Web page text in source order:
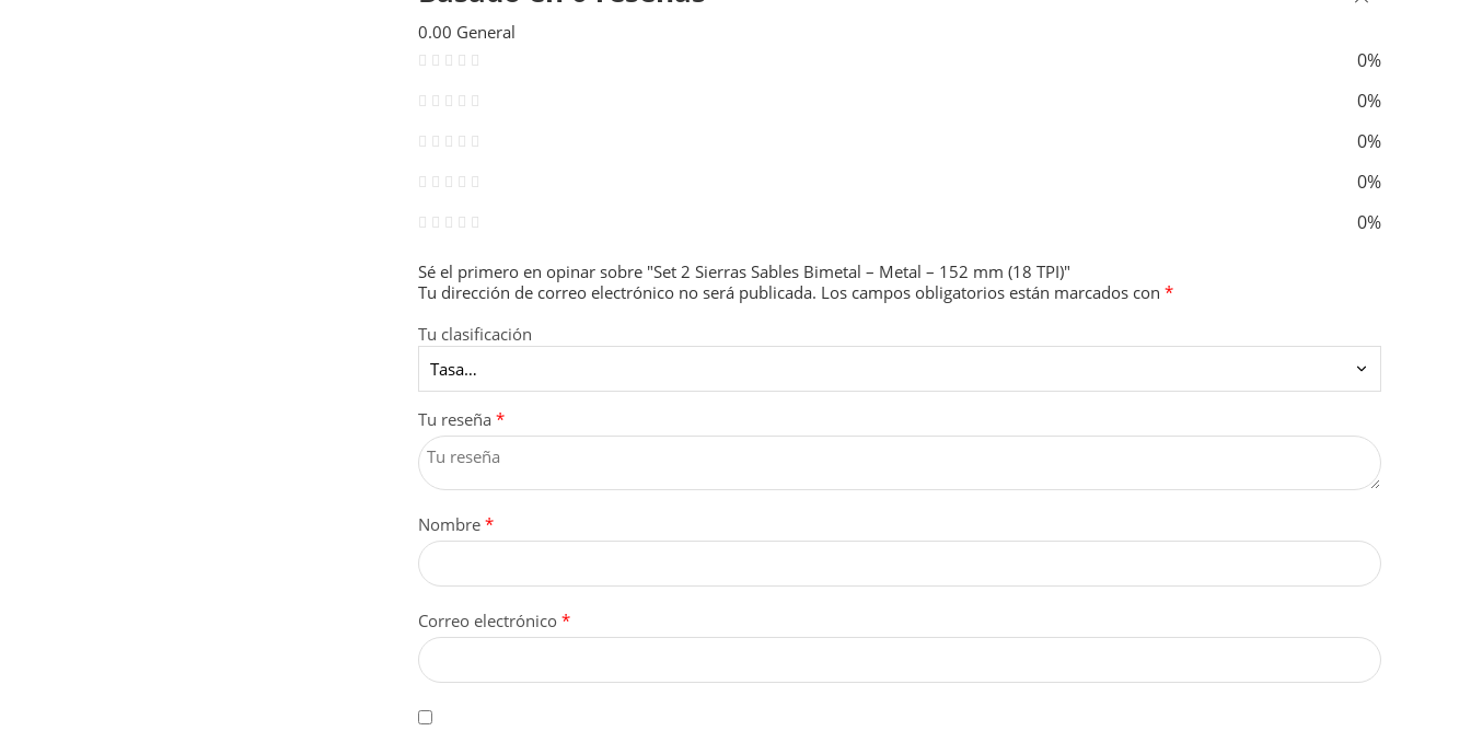
0.00 General
0%
0%
0%
0%
0%
Sé el primero en opinar sobre "Set 2 Sierras Sables Bimetal – Metal – 152 mm (18 TPI)"
Tu dirección de correo electrónico no será publicada. Los campos obligatorios están marcados con *
Tu clasificación
Tu reseña *
Nombre *
Correo electrónico *